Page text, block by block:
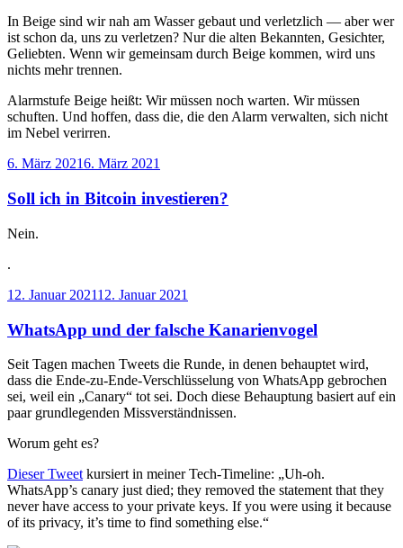
In Beige sind wir nah am Wasser gebaut und verletzlich — aber wer
ist schon da, uns zu verletzen? Nur die alten Bekannten, Gesichter,
Geliebten. Wenn wir gemeinsam durch Beige kommen, wird uns
nichts mehr trennen.
Alarmstufe Beige heißt: Wir müssen noch warten. Wir müssen
schuften. Und hoffen, dass die, die den Alarm verwalten, sich nicht
im Nebel verirren.
Veröffentlicht
6. März 20216. März 2021
Soll ich in Bitcoin investieren?
Nein.
.
Veröffentlicht
12. Januar 202112. Januar 2021
WhatsApp und der falsche Kanarienvogel
Seit Tagen machen Tweets die Runde, in denen behauptet wird,
dass die Ende-zu-Ende-Verschlüsselung von WhatsApp gebrochen
sei, weil ein „Canary“ tot sei. Doch diese Behauptung basiert auf ein
paar grundlegenden Missverständnissen.
Worum geht es?
Dieser Tweet kursiert in meiner Tech-Timeline: „Uh-oh.
WhatsApp’s canary just died; they removed the statement that they
never have access to your private keys. If you were using it because
of its privacy, it’s time to find something else.“